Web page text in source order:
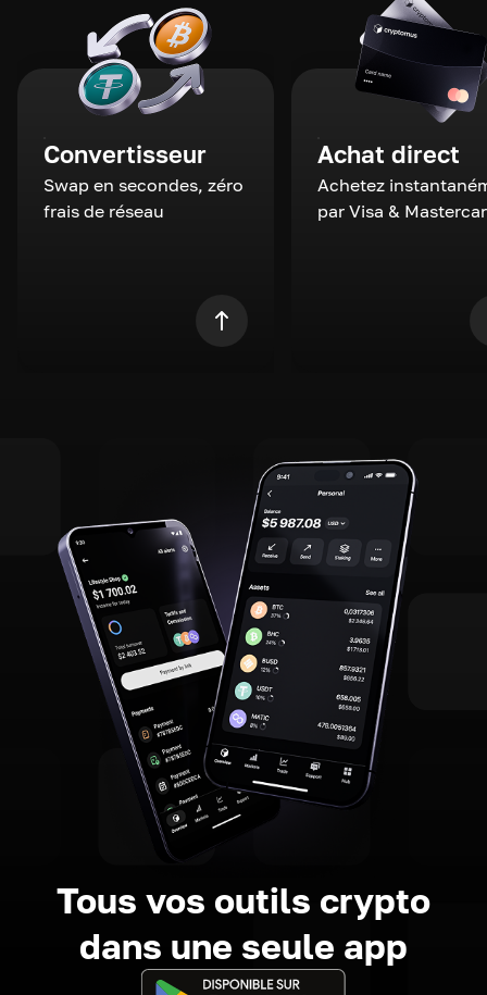
Convertisseur
Swap en secondes, zéro
frais de réseau
Achat direct
Achetez
par Visa &
Tous vos outils crypto
dans une seule app